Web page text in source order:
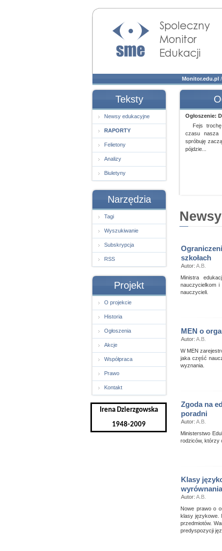
Społeczny Monitor
Edukacji
Monitor.edu.pl
Teksty
Newsy edukacyjne
RAPORTY
Felietony
Analizy
Biuletyny
Narzędzia
Tagi
Wyszukiwanie
Subskrypcja
RSS
Projekt
O projekcie
Historia
Ogłoszenia
Akcje
Współpraca
Prawo
Kontakt
Irena Dzierzgowska
1948-2009
Ogłoszenie:
Fejs
czasu nasza
spróbuję
pójdzie...
szkołach
Autor: A.B.
Ministra
nauczycielkom i
nauczycieli.
MEN o
Autor: A.B.
W MEN
jaka część
wyznania.
Zgoda na
poradni
Autor: A.B.
Ministerstwo
rodziców, którzy
Klasy
wyrównania
Autor: A.B.
Nowe prawo o
klasy językowe.
przedmiotów.
predyspozycji